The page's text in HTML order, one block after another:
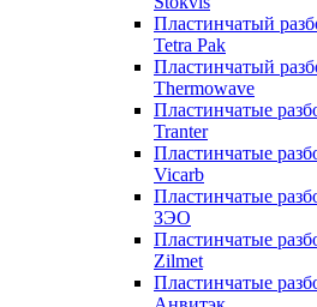
Пластинчатый
Tetra Pak
Пластинчатый
Thermowave
Пластинчатые
Tranter
Пластинчатые
Vicarb
Пластинчатые
ЗЭО
Пластинчатые
Zilmet
Пластинчатые